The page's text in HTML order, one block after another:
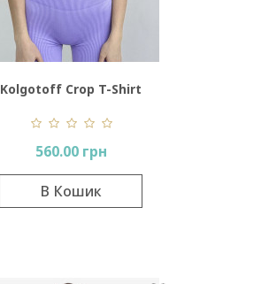
Kolgotoff Crop T-Shirt
560.00 грн
В Кошик